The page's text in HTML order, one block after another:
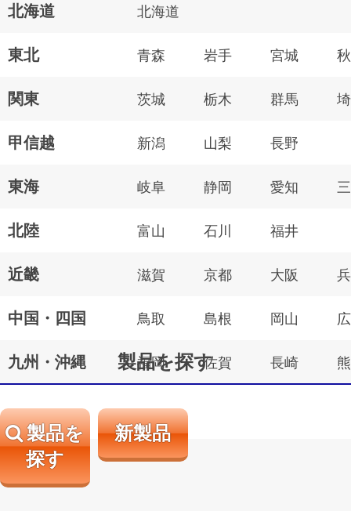
北海道 北海道
東北 青森 岩手 宮城
関東 茨城 栃木 群馬
甲信越 新潟 山梨 長野
東海 岐阜 静岡 愛知
北陸 富山 石川 福井
近畿 滋賀 京都 大阪
中国・四国 鳥取 島根 岡山
九州・沖縄 福岡 佐賀 長崎
製品を探す
製品を
探す
新製品